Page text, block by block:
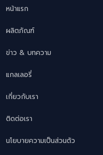
หน้าแรก
ผลิตภัณฑ์
ข่าว & บทความ
แกลเลอรี่
เกี่ยวกับเรา
ติดต่อเรา
นโยบายความเป็นส่วนตัว